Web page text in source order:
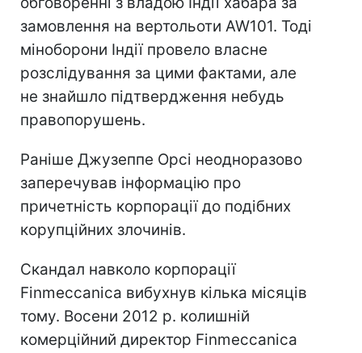
замовлення на вертольоти AW101. Тоді
міноборони Індії провело власне
розслідування за цими фактами, але
не знайшло підтвердження небудь
правопорушень.
Раніше Джузеппе Орсі неодноразово
заперечував інформацію про
причетність корпорації до подібних
корупційних злочинів.
Скандал навколо корпорації
Finmeccanica вибухнув кілька місяців
тому. Восени 2012 р. колишній
комерційний директор Finmeccanica